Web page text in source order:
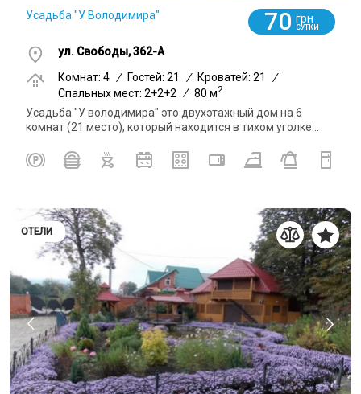
Усадьба "У Володимира" 70 грн
СУТКИ
ул. Свободы, 362-А
Комнат: 4 / Гостей: 21 / Кроватей: 21
/
Спальных мест: 2+2+2 / 80 м2
Усадьба "У володимира" это двухэтажный дом на 6
комнат (21 место), который находится в тихом уголке...
ОТЕЛИ